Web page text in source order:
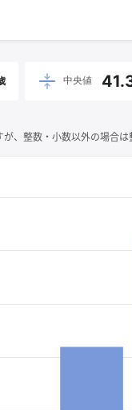
中央値
、整数・小数以外の場合は